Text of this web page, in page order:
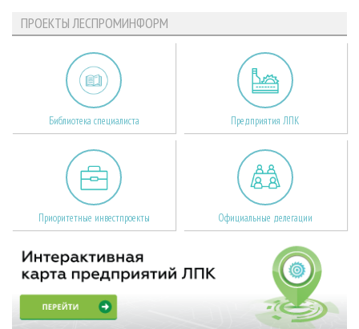
ПРОЕКТЫ ЛЕСПРОМИНФОРМ
Библиотека специалиста Предприятия ЛПК
Приоритетные инвестпроекты Официальные делегации